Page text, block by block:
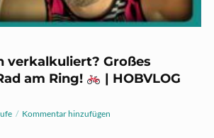
verkalkuliert? Großes
am Ring!
| HOBVLOG
Kommentar hinzufügen